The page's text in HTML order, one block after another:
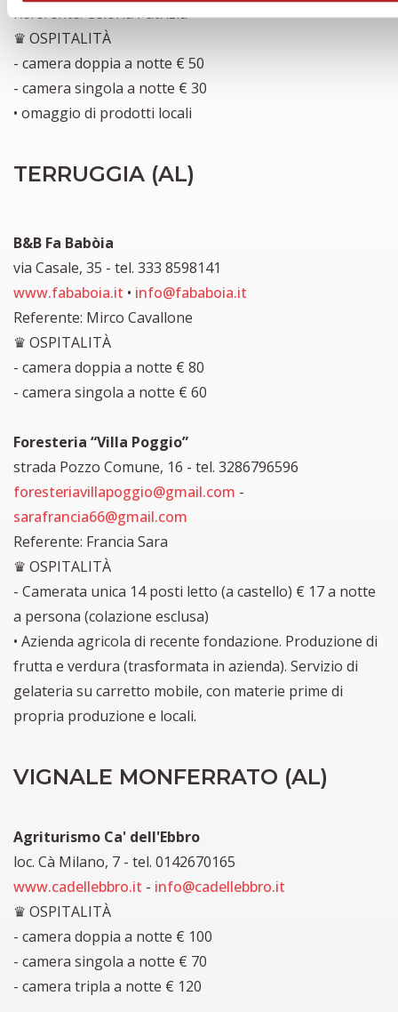
Referente: Celoria Patrizia
♛ OSPITALITÀ
- camera doppia a notte € 50
- camera singola a notte € 30
• omaggio di prodotti locali
TERRUGGIA (AL)
B&B Fa Babòia
via Casale, 35 - tel. 333 8598141
www.fababoia.it • info@fababoia.it
Referente: Mirco Cavallone
♛ OSPITALITÀ
- camera doppia a notte € 80
- camera singola a notte € 60
Foresteria “Villa Poggio”
strada Pozzo Comune, 16 - tel. 3286796596
foresteriavillapoggio@gmail.com -
sarafrancia66@gmail.com
Referente: Francia Sara
♛ OSPITALITÀ
- Camerata unica 14 posti letto (a castello) € 17 a notte
a persona (colazione esclusa)
• Azienda agricola di recente fondazione. Produzione di
frutta e verdura (trasformata in azienda). Servizio di
gelateria su carretto mobile, con materie prime di
propria produzione e locali.
VIGNALE MONFERRATO (AL)
Agriturismo Ca' dell'Ebbro
loc. Cà Milano, 7 - tel. 0142670165
www.cadellebbro.it - info@cadellebbro.it
♛ OSPITALITÀ
- camera doppia a notte € 100
- camera singola a notte € 70
- camera tripla a notte € 120​